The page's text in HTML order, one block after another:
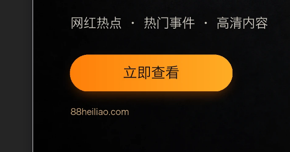
栏目内容归集
tion 长度检查。栏目内容按每日少量新增的方式持续扩展，
本栏目的初始建设内容，主要用于补齐栏目深度、稳定内链结
或正文不足，将进入每日 SEO 检查清单自动修正。
今日吃瓜后续如何更新？按每日少量、主题相关、图片本